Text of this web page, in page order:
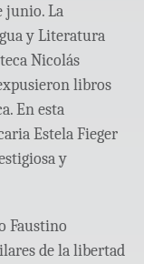
junio. La
y Literatura
Nicolás
libros
En esta
Estela Fieger
y
Faustino
de la libertad